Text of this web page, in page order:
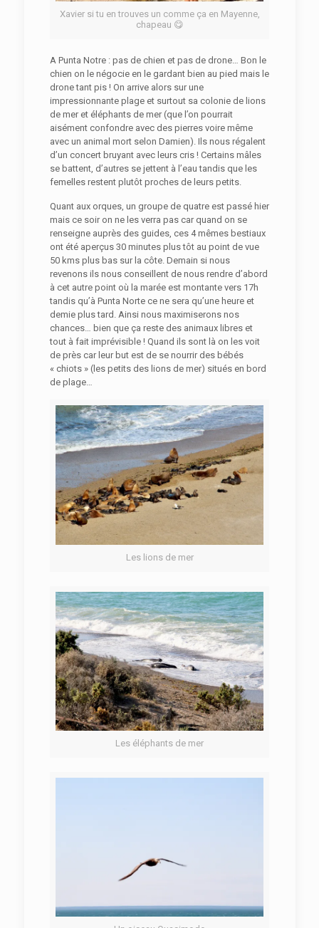
Xavier si tu en trouves un comme ça en Mayenne,
chapeau 😋
A Punta Notre : pas de chien et pas de drone… Bon le
chien on le négocie en le gardant bien au pied mais le
drone tant pis ! On arrive alors sur une
impressionnante plage et surtout sa colonie de lions
de mer et éléphants de mer (que l’on pourrait
aisément confondre avec des pierres voire même
avec un animal mort selon Damien). Ils nous régalent
d’un concert bruyant avec leurs cris ! Certains mâles
se battent, d’autres se jettent à l’eau tandis que les
femelles restent plutôt proches de leurs petits.
Quant aux orques, un groupe de quatre est passé hier
mais ce soir on ne les verra pas car quand on se
renseigne auprès des guides, ces 4 mêmes bestiaux
ont été aperçus 30 minutes plus tôt au point de vue
50 kms plus bas sur la côte. Demain si nous
revenons ils nous conseillent de nous rendre d’abord
à cet autre point où la marée est montante vers 17h
tandis qu’à Punta Norte ce ne sera qu’une heure et
demie plus tard. Ainsi nous maximiserons nos
chances… bien que ça reste des animaux libres et
tout à fait imprévisible ! Quand ils sont là on les voit
de près car leur but est de se nourrir des bébés
« chiots » (les petits des lions de mer) situés en bord
de plage…
Les lions de mer
Les éléphants de mer